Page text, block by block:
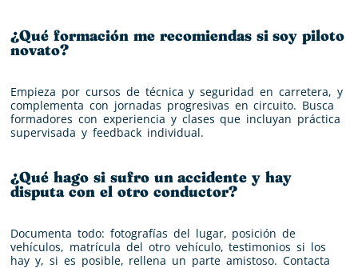
¿Qué formación me recomiendas si soy piloto
novato?
Empieza por cursos de técnica y seguridad en carretera, y
complementa con jornadas progresivas en circuito. Busca
formadores con experiencia y clases que incluyan práctica
supervisada y feedback individual.
¿Qué hago si sufro un accidente y hay
disputa con el otro conductor?
Documenta todo: fotografías del lugar, posición de
vehículos, matrícula del otro vehículo, testimonios si los
hay y, si es posible, rellena un parte amistoso. Contacta